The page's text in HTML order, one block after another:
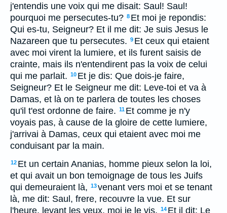
j'entendis une voix qui me disait: Saul! Saul!
pourquoi me persecutes-tu? 8 Et moi je repondis:
Qui es-tu, Seigneur? Et il me dit: Je suis Jesus le
Nazareen que tu persecutes. 9 Et ceux qui etaient
avec moi virent la lumiere, et ils furent saisis de
crainte, mais ils n'entendirent pas la voix de celui
qui me parlait. 10 Et je dis: Que dois-je faire,
Seigneur? Et le Seigneur me dit: Leve-toi et va à
Damas, et là on te parlera de toutes les choses
qu'il t'est ordonne de faire. 11 Et comme je n'y
voyais pas, à cause de la gloire de cette lumiere,
j'arrivai à Damas, ceux qui etaient avec moi me
conduisant par la main.
12 Et un certain Ananias, homme pieux selon la loi,
et qui avait un bon temoignage de tous les Juifs
qui demeuraient là, 13venant vers moi et se tenant
là, me dit: Saul, frere, recouvre la vue. Et sur
l'heure, levant les yeux, moi je le vis. 14 Et il dit: Le